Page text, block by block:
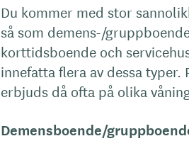
Du kommer med stor
så som demens-/
korttidsboende och
innefatta flera av dessa
erbjuds då ofta på olika
Demensboende/